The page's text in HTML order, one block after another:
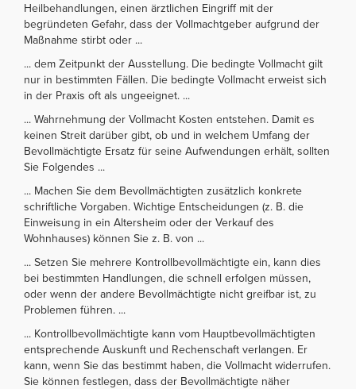
Heilbehandlungen, einen ärztlichen Eingriff mit der
begründeten Gefahr, dass der Vollmachtgeber aufgrund der
Maßnahme stirbt oder ...
... dem Zeitpunkt der Ausstellung. Die bedingte Vollmacht gilt
nur in bestimmten Fällen. Die bedingte Vollmacht erweist sich
in der Praxis oft als ungeeignet. ...
... Wahrnehmung der Vollmacht Kosten entstehen. Damit es
keinen Streit darüber gibt, ob und in welchem Umfang der
Bevollmächtigte Ersatz für seine Aufwendungen erhält, sollten
Sie Folgendes ...
... Machen Sie dem Bevollmächtigten zusätzlich konkrete
schriftliche Vorgaben. Wichtige Entscheidungen (z. B. die
Einweisung in ein Altersheim oder der Verkauf des
Wohnhauses) können Sie z. B. von ...
... Setzen Sie mehrere Kontrollbevollmächtigte ein, kann dies
bei bestimmten Handlungen, die schnell erfolgen müssen,
oder wenn der andere Bevollmächtigte nicht greifbar ist, zu
Problemen führen. ...
... Kontrollbevollmächtigte kann vom Hauptbevollmächtigten
entsprechende Auskunft und Rechenschaft verlangen. Er
kann, wenn Sie das bestimmt haben, die Vollmacht widerrufen.
Sie können festlegen, dass der Bevollmächtigte näher